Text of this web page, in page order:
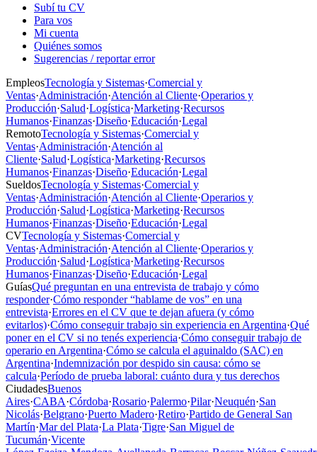
Subí tu CV
Para vos
Mi cuenta
Quiénes somos
Sugerencias / reportar error
EmpleosTecnología y Sistemas·Comercial y
Ventas·Administración·Atención al Cliente·Operarios y
Producción·Salud·Logística·Marketing·Recursos
Humanos·Finanzas·Diseño·Educación·Legal
RemotoTecnología y Sistemas·Comercial y
Ventas·Administración·Atención al
Cliente·Salud·Logística·Marketing·Recursos
Humanos·Finanzas·Diseño·Educación·Legal
SueldosTecnología y Sistemas·Comercial y
Ventas·Administración·Atención al Cliente·Operarios y
Producción·Salud·Logística·Marketing·Recursos
Humanos·Finanzas·Diseño·Educación·Legal
CVTecnología y Sistemas·Comercial y
Ventas·Administración·Atención al Cliente·Operarios y
Producción·Salud·Logística·Marketing·Recursos
Humanos·Finanzas·Diseño·Educación·Legal
GuíasQué preguntan en una entrevista de trabajo y cómo
responder·Cómo responder “hablame de vos” en una
entrevista·Errores en el CV que te dejan afuera (y cómo
evitarlos)·Cómo conseguir trabajo sin experiencia en Argentina·Qué
poner en el CV si no tenés experiencia·Cómo conseguir trabajo de
operario en Argentina·Cómo se calcula el aguinaldo (SAC) en
Argentina·Indemnización por despido sin causa: cómo se
calcula·Período de prueba laboral: cuánto dura y tus derechos
CiudadesBuenos
Aires·CABA·Córdoba·Rosario·Palermo·Pilar·Neuquén·San
Nicolás·Belgrano·Puerto Madero·Retiro·Partido de General San
Martín·Mar del Plata·La Plata·Tigre·San Miguel de
Tucumán·Vicente